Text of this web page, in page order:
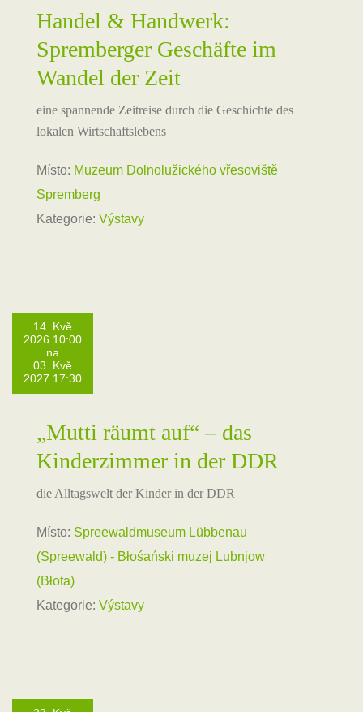
Handel & Handwerk:
Spremberger Geschäfte im
Wandel der Zeit
eine spannende Zeitreise durch die Geschichte des
lokalen Wirtschaftslebens
Místo: Muzeum Dolnolužického vřesoviště
Spremberg
Kategorie: Výstavy
14. Kvě
2026 10:00
na
03. Kvě
2027 17:30
„Mutti räumt auf“ – das
Kinderzimmer in der DDR
die Alltagswelt der Kinder in der DDR
Místo: Spreewaldmuseum Lübbenau
(Spreewald) - Błośański muzej Lubnjow
(Błota)
Kategorie: Výstavy